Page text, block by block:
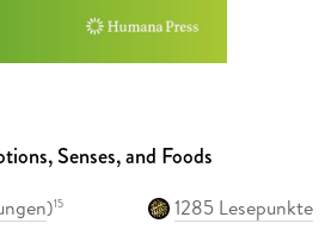
Senses, and Foods
)15
1285 Lesepunkte